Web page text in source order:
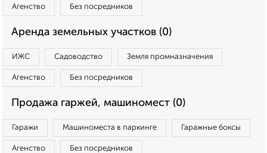
Агенство Без посредников
Аренда земельных участков (0)
ИЖС Садоводство Земля промназначения
Агенство Без посредников
Продажа гаржей, машиномест (0)
Гаражи Машиноместа в паркинге Гаражные боксы
Агенство Без посредников